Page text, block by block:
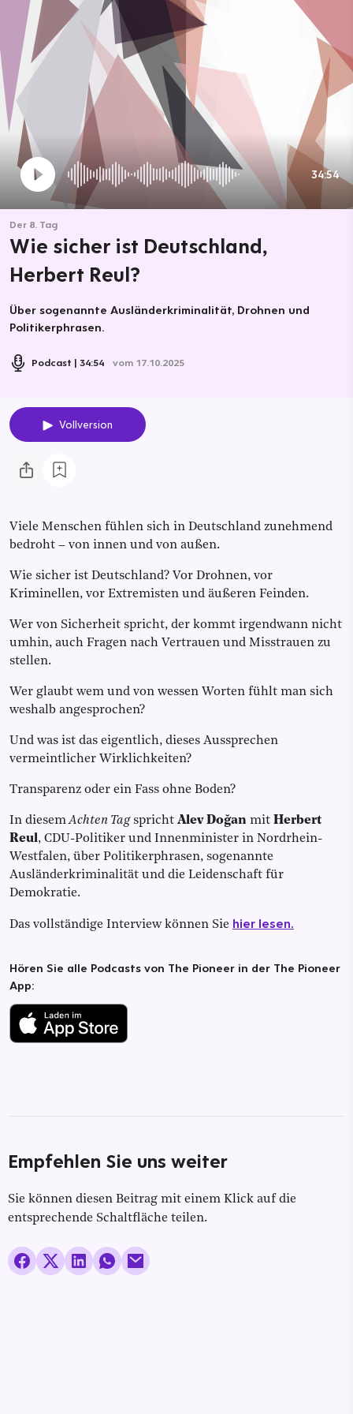
34:54
Der 8. Tag
Wie sicher ist Deutschland,
Herbert Reul?
Über sogenannte Ausländerkriminalität, Drohnen und
Politikerphrasen.
Podcast 34:54 vom 17.10.2025
Vollversion
Viele Menschen fühlen sich in Deutschland zunehmend
bedroht – von innen und von außen.
Wie sicher ist Deutschland? Vor Drohnen, vor
Kriminellen, vor Extremisten und äußeren Feinden.
Wer von Sicherheit spricht, der kommt irgendwann nicht
umhin, auch Fragen nach Vertrauen und Misstrauen zu
stellen.
Wer glaubt wem und von wessen Worten fühlt man sich
weshalb angesprochen?
Und was ist das eigentlich, dieses Aussprechen
vermeintlicher Wirklichkeiten?
Transparenz oder ein Fass ohne Boden?
In diesemAchten Tagspricht Alev Doğan mit Herbert
Reul, CDU-Politiker und Innenminister in Nordrhein-
Westfalen, über Politikerphrasen, sogenannte
Ausländerkriminalität und die Leidenschaft für
Demokratie.
Das vollständige Interview können Sie hier lesen.
Hören Sie alle Podcasts von The Pioneer in der The Pioneer
App:
Empfehlen Sie uns weiter
Sie können diesen Beitrag mit einem Klick auf die
entsprechende Schaltfläche teilen.